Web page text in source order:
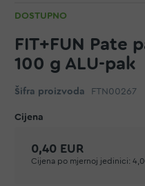
DOSTUPNO
FIT+FUN Pate
100 g ALU-pak
Šifra proizvoda FTN00267
0,40 EUR
Cijena po mjernoj jedinici: